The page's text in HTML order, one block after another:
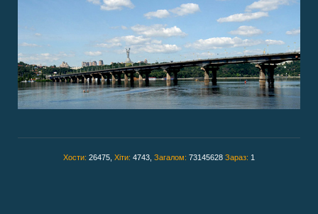
Хости: 26475, Хіти: 4743, Загалом: 73145628 Зараз: 1